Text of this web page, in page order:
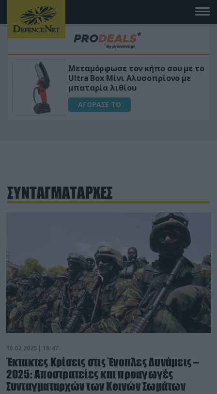
Μεταμόρφωσε τον κήπο σου με το
Ultra Box Μίνι Αλυσοπρίονο με
μπαταρία λιθίου
ΑΓΟΡΑΣΕ ΤΟ
ΣΥΝΤΑΓΜΑΤΑΡΧΕΣ
10.02.2025 | 18:47
Έκτακτες Κρίσεις στις Ένοπλες Δυνάμεις –
2025: Αποστρατείες και προαγωγές
Συνταγματαρχών των Κοινών Σωμάτων